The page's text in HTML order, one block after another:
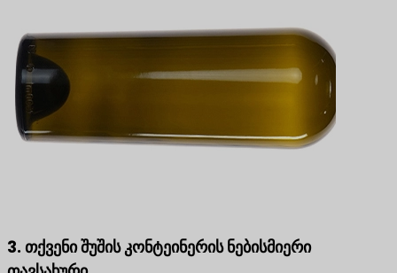
3. თქვენი შუშის კონტეინერის ნებისმიერი